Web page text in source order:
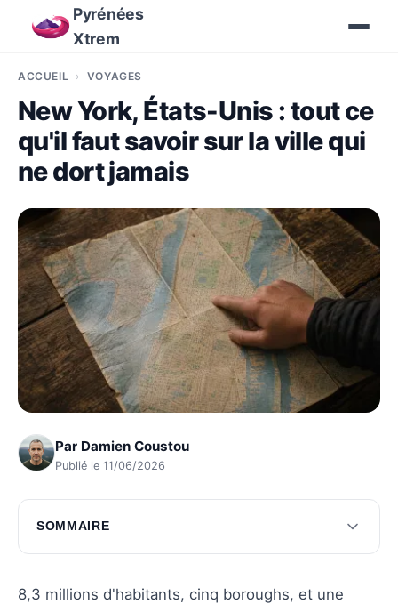
Pyrénées
Xtrem
ACCUEIL VOYAGES
New York, États-Unis : tout ce
qu'il faut savoir sur la ville qui
ne dort jamais
Par Damien Coustou
Publié le 11/06/2026
SOMMAIRE
Histoire et évolution de New York
Culture et attractions de New York
8,3 millions d'habitants, cinq boroughs, et une